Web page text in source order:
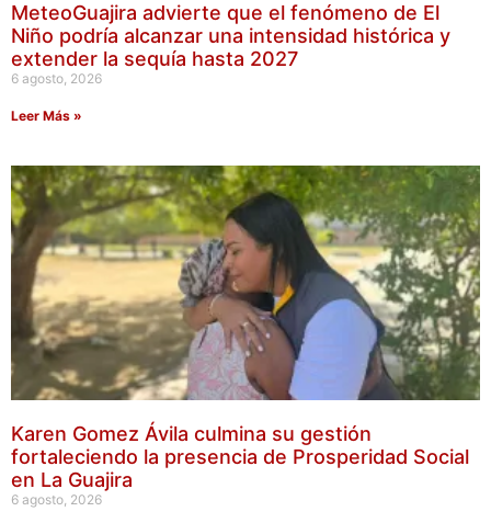
MeteoGuajira advierte que el fenómeno de El
Niño podría alcanzar una intensidad histórica y
extender la sequía hasta 2027
6 agosto, 2026
Leer Más »
Karen Gomez Ávila culmina su gestión
fortaleciendo la presencia de Prosperidad Social
en La Guajira
6 agosto, 2026